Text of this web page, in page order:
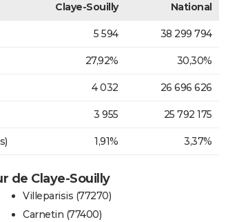
Claye-Souilly National
5 594 38 299 794
27,92% 30,30%
4 032 26 696 626
3 955 25 792 175
1,91% 3,37%
de Claye-Souilly
Villeparisis (77270)
Carnetin (77400)